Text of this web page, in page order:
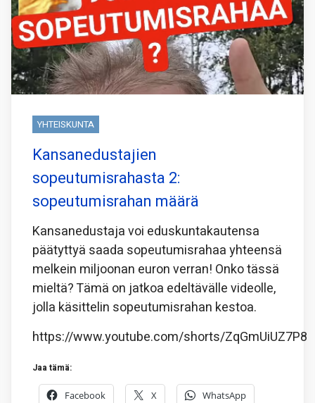
YHTEISKUNTA
Kansanedustajien
sopeutumisrahasta 2:
sopeutumisrahan määrä
Kansanedustaja voi eduskuntakautensa
päätyttyä saada sopeutumisrahaa yhteensä
melkein miljoonan euron verran! Onko tässä
mieltä? Tämä on jatkoa edeltävälle videolle,
jolla käsittelin sopeutumisrahan kestoa.
https://www.youtube.com/shorts/ZqGmUiUZ7P8
Jaa tämä:
Facebook X WhatsApp